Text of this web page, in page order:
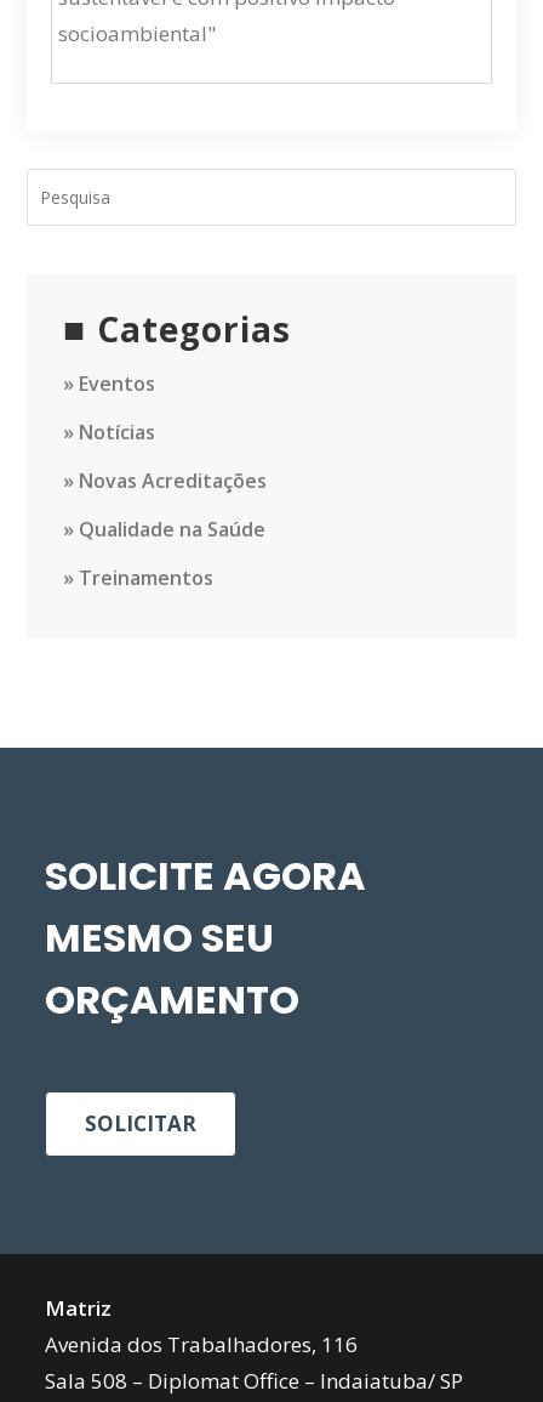
socioambiental"
Categorias
Eventos
Notícias
Novas Acreditações
Qualidade na Saúde
Treinamentos
SOLICITE AGORA
MESMO SEU
ORÇAMENTO
SOLICITAR
Matriz
Avenida dos Trabalhadores, 116
Sala 508 – Diplomat Office – Indaiatuba/ SP